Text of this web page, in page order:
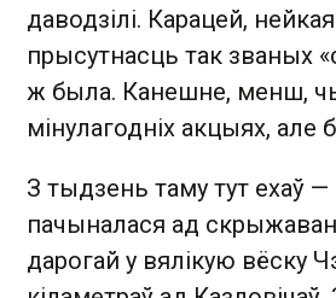
даводзілі. Карацей,
прысутнасць так званых
ж была. Канешне, менш,
мінулагодніх акцыях, але
З тыдзень таму тут ехаў —
пачыналася ад
дарогай у вялікую вёску